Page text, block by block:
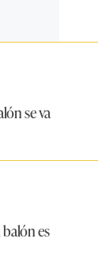
se va
es